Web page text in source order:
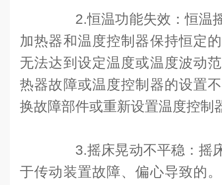
2.恒温功能失效：恒温
加热器和温度控制器保持恒定
无法达到设定温度或温度波动
热器故障或温度控制器的设置
换故障部件或重新设置温度控制
3.摇床晃动不平稳：摇
于传动装置故障、偏心导致的